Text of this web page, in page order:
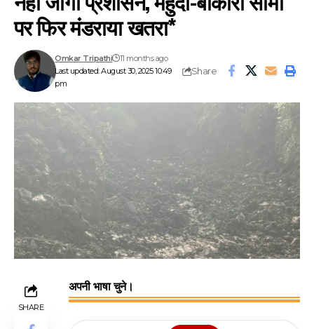
पर फिर मंडराया खतरा*
Last updated: August 30, 2025 10:49
pm
Omkar Tripathi 11 months ago
Share
SHARE
अपनी भाषा चुने।